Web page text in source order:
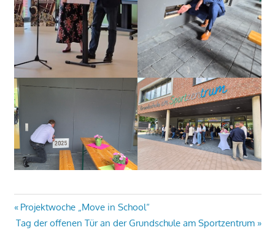
Beitragsnavigation
Vorheriger
Beitrag:
Projektwoche „Move in School“
Nächster
Tag der offenen Tür an der Grundschule am Sportzentrum